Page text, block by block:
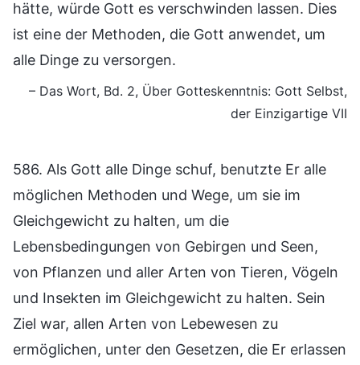
hätte, würde Gott es verschwinden lassen. Dies
ist eine der Methoden, die Gott anwendet, um
alle Dinge zu versorgen.
– Das Wort, Bd. 2, Über Gotteskenntnis: Gott Selbst,
der Einzigartige VII
586. Als Gott alle Dinge schuf, benutzte Er alle
möglichen Methoden und Wege, um sie im
Gleichgewicht zu halten, um die
Lebensbedingungen von Gebirgen und Seen,
von Pflanzen und aller Arten von Tieren, Vögeln
und Insekten im Gleichgewicht zu halten. Sein
Ziel war, allen Arten von Lebewesen zu
ermöglichen, unter den Gesetzen, die Er erlassen